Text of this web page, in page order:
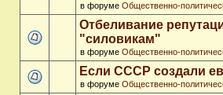
в форуме Общественно-
Отбеливание
"силовикам"
в форуме Общественно-
Если СССР создали
в форуме Общественно-